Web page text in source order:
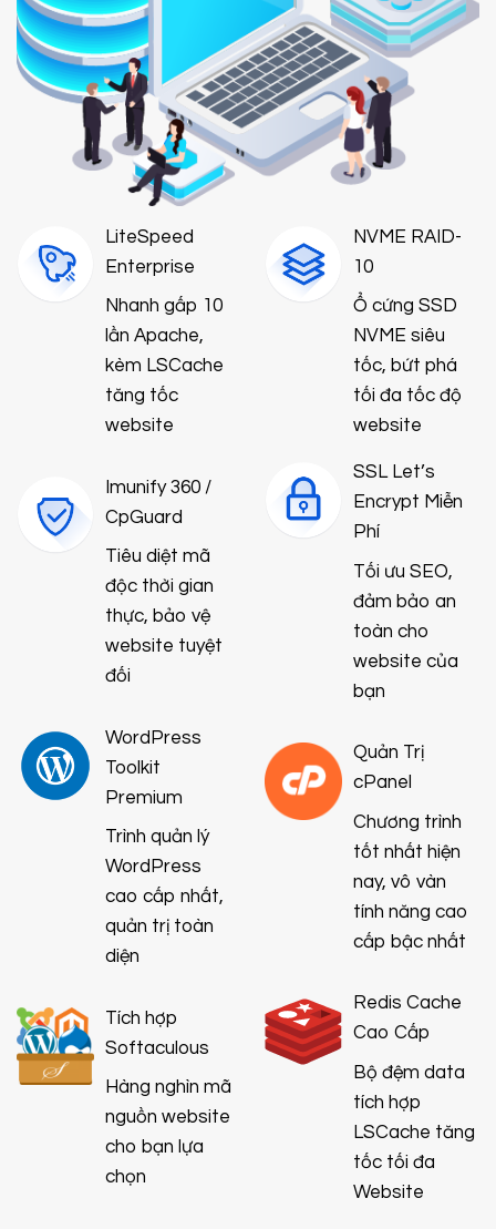
LiteSpeed
Enterprise
Nhanh gấp 10
lần Apache,
kèm LSCache
tăng tốc
website
NVME RAID-
10
Ổ cứng SSD
NVME siêu
tốc, bứt phá
tối đa tốc độ
website
Imunify 360 /
CpGuard
Tiêu diệt mã
độc thời gian
thực, bảo vệ
website tuyệt
đối
SSL Let’s
Encrypt Miễn
Phí
Tối ưu SEO,
đảm bảo an
toàn cho
website của
bạn
WordPress
Toolkit
Premium
Trình quản lý
WordPress
cao cấp nhất,
quản trị toàn
diện
Quản Trị
cPanel
Chương trình
tốt nhất hiện
nay, vô vàn
tính năng cao
cấp bậc nhất
Tích hợp
Softaculous
Hàng nghìn mã
nguồn website
cho bạn lựa
chọn
Redis Cache
Cao Cấp
Bộ đệm data
tích hợp
LSCache tăng
tốc tối đa
Website